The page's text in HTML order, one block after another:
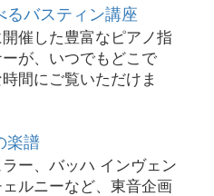
るバスティン講座
催した豊富なピアノ指
が、いつでもどこで
間にご覧いただけま
楽譜
ー、バッハ インヴェン
ルニーなど、東音企画